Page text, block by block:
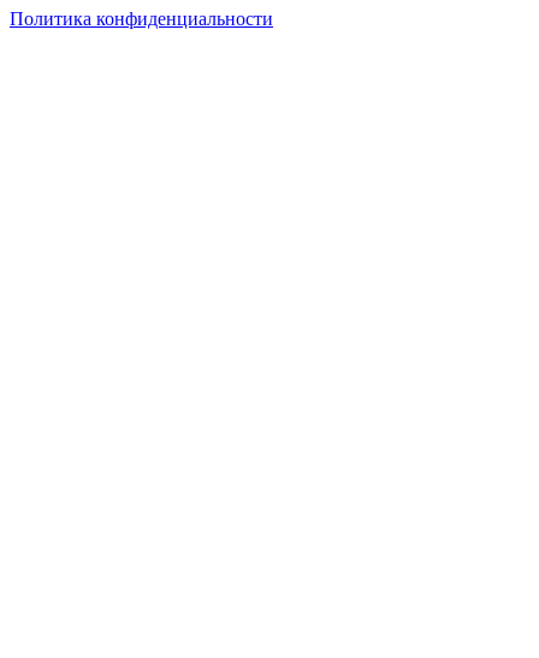
Политика конфиденциальности